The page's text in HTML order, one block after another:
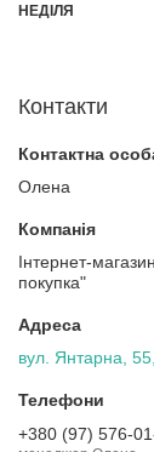
НЕДІЛЯ
Контакти
Олена
Інтернет-
покупка"
вул. Янтарна,
+380 (97) 576-